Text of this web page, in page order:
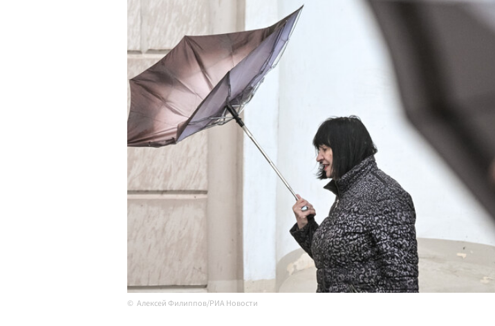
Алексей Филиппов/РИА Новости